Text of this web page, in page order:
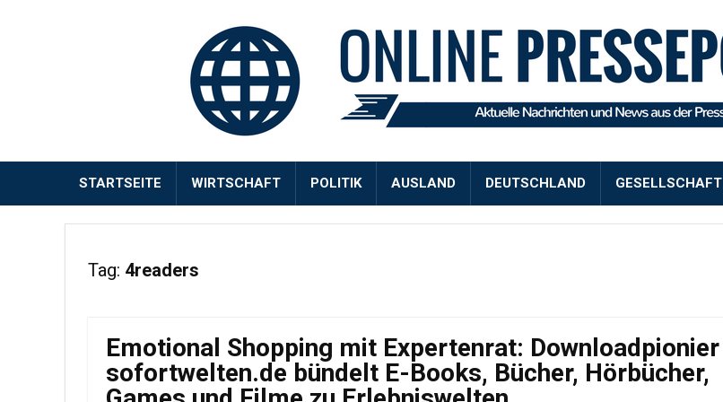
STARTSEITE WIRTSCHAFT POLITIK AUSLAND DEUTSCHLAND GESELLSCHAFT
Tag: 4readers
Emotional Shopping mit Expertenrat: Downloadpionier
sofortwelten.de bündelt E-Books, Bücher, Hörbücher,